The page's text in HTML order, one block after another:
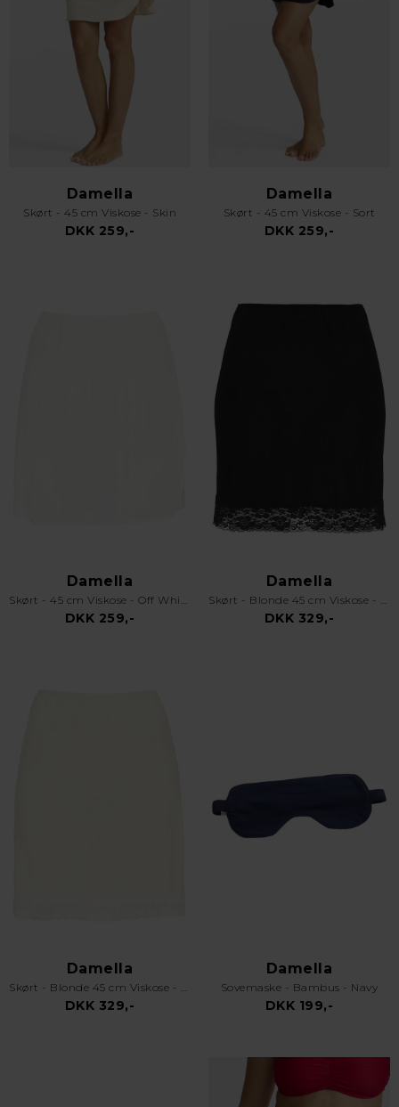
Damella
Skørt - 45 cm Viskose - Skin
DKK 259,-
Damella
Skørt - 45 cm Viskose - Sort
DKK 259,-
Damella
Skørt - 45 cm Viskose - Off White
DKK 259,-
Damella
Skørt - Blonde 45 cm Viskose - Sort
DKK 329,-
Damella
Skørt - Blonde 45 cm Viskose - Off White
DKK 329,-
Damella
Sovemaske - Bambus - Navy
DKK 199,-